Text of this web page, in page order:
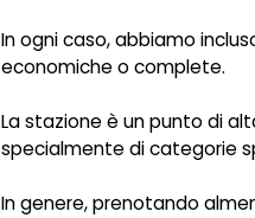
In ogni caso, abbiamo
economiche o complete.
La stazione è un punto di
specialmente di categorie
In genere, prenotando